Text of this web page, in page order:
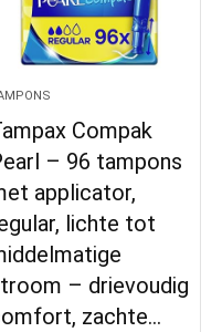
Compak
– 96 tampons
applicator,
lichte tot
– drievoudig
zachte…